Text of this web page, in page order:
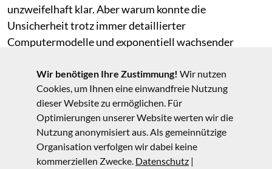
unzweifelhaft klar. Aber warum konnte die
Unsicherheit trotz immer detaillierter
Computermodelle und exponentiell wachsender
in den Wolken zu finden, die buchstäblich durch das
Raster der Modelle fallen, wie der Spiegel 2009 titelte.
Mit gigantischen Computerexperimenten und
international koordinierten Meßkampagnen
versuchen wir diese größte aller Unsicherheiten zu
reduzieren, um präzisere Vorhersagen zu ermöglichen.
Wir benötigen Ihre Zustimmung! Wir nutzen
Cookies, um Ihnen eine einwandfreie Nutzung
dieser Website zu ermöglichen. Für
Optimierungen unserer Website werten wir die
Nutzung anonymisiert aus. Als gemeinnützige
Organisation verfolgen wir dabei keine
kommerziellen Zwecke. Datenschutz |